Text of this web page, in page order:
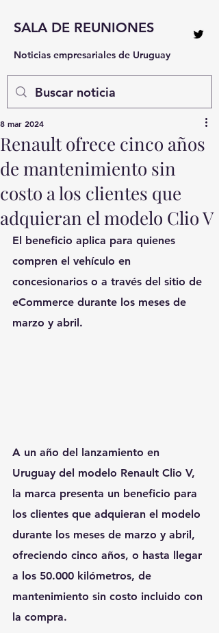
SALA DE REUNIONES
Noticias empresariales de Uruguay
Renault ofrece cinco años
de mantenimiento sin
costo a los clientes que
adquieran el modelo Clio V
8 mar 2024
El beneficio aplica para quienes
compren el vehículo en
concesionarios o a través del sitio de
eCommerce durante los meses de
marzo y abril.
A un año del lanzamiento en
Uruguay del modelo Renault Clio V,
la marca presenta un beneficio para
los clientes que adquieran el modelo
durante los meses de marzo y abril,
ofreciendo cinco años, o hasta llegar
a los 50.000 kilómetros, de
mantenimiento sin costo incluido con
la compra.